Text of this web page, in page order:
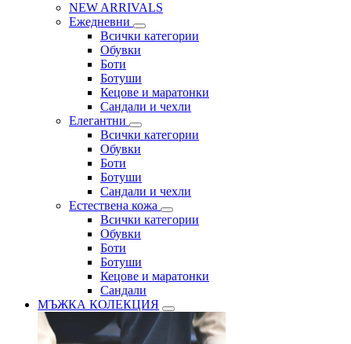
NEW ARRIVALS
Ежедневни
Всички категории
Обувки
Боти
Ботуши
Кецове и маратонки
Сандали и чехли
Елегантни
Всички категории
Обувки
Боти
Ботуши
Сандали и чехли
Естествена кожа
Всички категории
Обувки
Боти
Ботуши
Кецове и маратонки
Сандали
МЪЖКА КОЛЕКЦИЯ